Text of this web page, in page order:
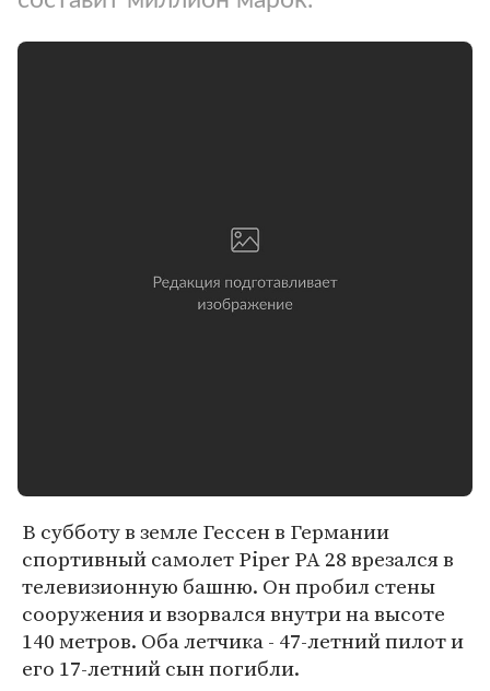
В субботу в земле Гессен в Германии
спортивный самолет Piper PA 28 врезался в
телевизионную башню. Он пробил стены
сооружения и взорвался внутри на высоте
140 метров. Оба летчика - 47-летний пилот и
его 17-летний сын погибли.